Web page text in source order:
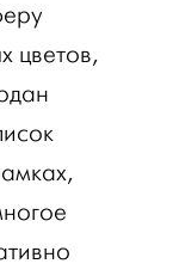
цветов,